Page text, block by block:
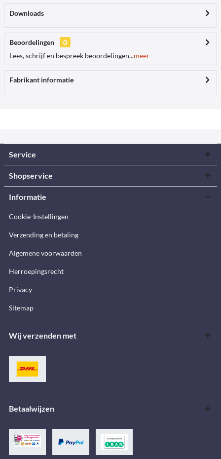
Downloads
Beoordelingen
0
Lees, schrijf en bespreek beoordelingen...meer
Fabrikant informatie
Service
Shopservice
Informatie
Cookie-Instellingen
Verzending en betaling
Algemene voorwaarden
Herroepingsrecht
Privacy
Sitemap
Wij verzenden met
Betaalwijzen